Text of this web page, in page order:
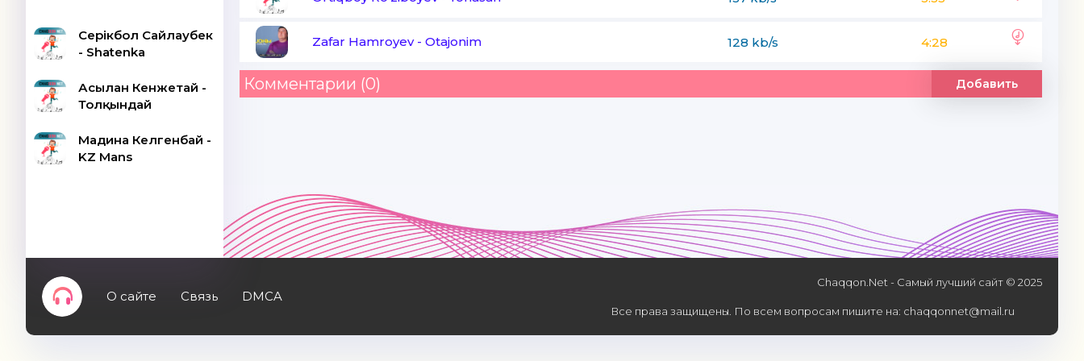
Серікбол Сайлаубек
- Shatenka
Асылан Кенжетай -
Толқындай
Мадина Келгенбай -
KZ Mans
Zafar Hamroyev- Otajonim 128 kb/s 4:28
Комментарии (0) Добавить
О сайте Связь DMCA
Chaqqon.Net - Самый лучший сайт © 2025
Все права защищены. По всем вопросам пишите на: chaqqonnet@mail.ru